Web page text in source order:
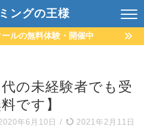
ングの王様
ルの無料体験・開催中
の未経験者でも受
です】
年6月10日 / 2021年2月11日